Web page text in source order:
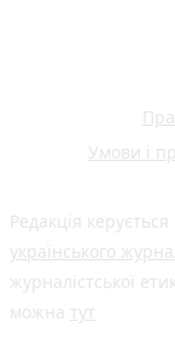
Умови і
Редакція керується
українського
журналістської
можна тут